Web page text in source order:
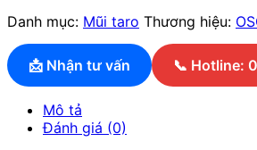
Danh mục: Mũi taro Thương hiệu:
📩 Nhận tư vấn 📞 Hotline:
Mô tả
Đánh giá (0)